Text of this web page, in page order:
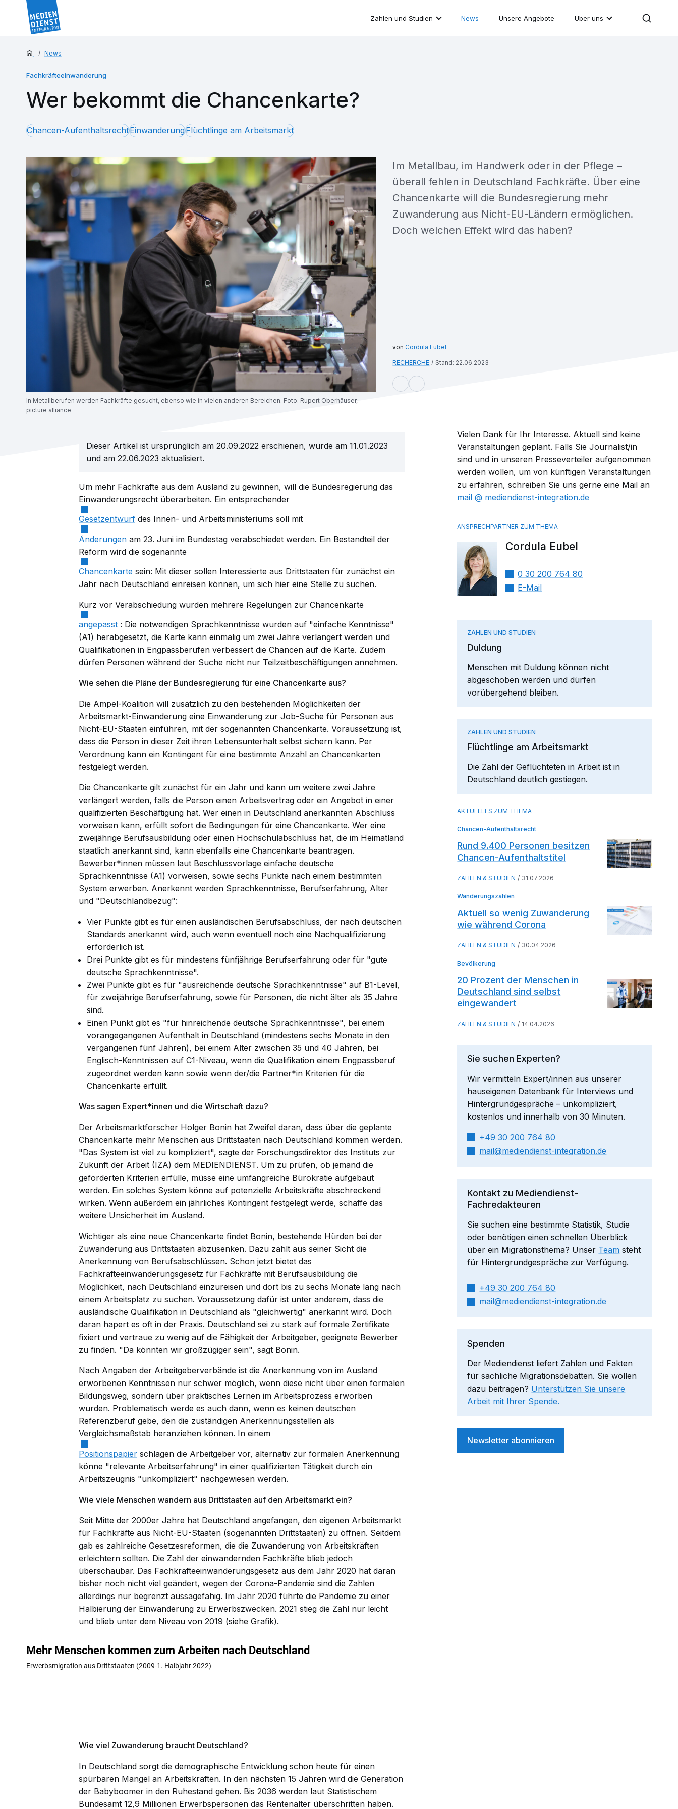
Zahlen und Studien News Unsere Angebote Über uns
News
Fachkräfteeinwanderung
Wer bekommt die Chancenkarte?
Chancen-AufenthaltsrechtEinwanderungFlüchtlinge am Arbeitsmarkt
Cordula Eubel
RECHERCHE Stand: 22.06.2023
Im Metallbau, im Handwerk oder in der Pflege –
überall fehlen in Deutschland Fachkräfte. Über eine
Chancenkarte will die Bundesregierung mehr
Zuwanderung aus Nicht-EU-Ländern ermöglichen.
Doch welchen Effekt wird das haben?
In Metallberufen werden Fachkräfte gesucht, ebenso wie in vielen anderen Bereichen. Foto: Rupert Oberhäuser,
picture alliance
Dieser Artikel ist ursprünglich am 20.09.2022 erschienen, wurde am 11.01.2023
und am 22.06.2023 aktualisiert.
Um mehr Fachkräfte aus dem Ausland zu gewinnen, will die Bundesregierung das
Einwanderungsrecht überarbeiten. Ein entsprechender
Gesetzentwurf des Innen- und Arbeitsministeriums soll mit
Änderungen am 23. Juni im Bundestag verabschiedet werden. Ein Bestandteil der
Reform wird die sogenannte
Chancenkarte sein: Mit dieser sollen Interessierte aus Drittstaaten für zunächst ein
Jahr nach Deutschland einreisen können, um sich hier eine Stelle zu suchen.
Kurz vor Verabschiedung wurden mehrere Regelungen zur Chancenkarte
angepasst : Die notwendigen Sprachkenntnisse wurden auf "einfache Kenntnisse"
(A1) herabgesetzt, die Karte kann einmalig um zwei Jahre verlängert werden und
Qualifikationen in Engpassberufen verbessert die Chancen auf die Karte. Zudem
dürfen Personen während der Suche nicht nur Teilzeitbeschäftigungen annehmen.
Wie sehen die Pläne der Bundesregierung für eine Chancenkarte aus?
Die Ampel-Koalition will zusätzlich zu den bestehenden Möglichkeiten der
Arbeitsmarkt-Einwanderung eine Einwanderung zur Job-Suche für Personen aus
Nicht-EU-Staaten einführen, mit der sogenannten Chancenkarte. Voraussetzung ist,
dass die Person in dieser Zeit ihren Lebensunterhalt selbst sichern kann. Per
Verordnung kann ein Kontingent für eine bestimmte Anzahl an Chancenkarten
festgelegt werden.
Die Chancenkarte gilt zunächst für ein Jahr und kann um weitere zwei Jahre
verlängert werden, falls die Person einen Arbeitsvertrag oder ein Angebot in einer
qualifizierten Beschäftigung hat. Wer einen in Deutschland anerkannten Abschluss
vorweisen kann, erfüllt sofort die Bedingungen für eine Chancenkarte. Wer eine
zweijährige Berufsausbildung oder einen Hochschulabschluss hat, die im Heimatland
staatlich anerkannt sind, kann ebenfalls eine Chancenkarte beantragen.
Bewerber*innen müssen laut Beschlussvorlage einfache deutsche
Sprachkenntnisse (A1) vorweisen, sowie sechs Punkte nach einem bestimmten
System erwerben. Anerkennt werden Sprachkenntnisse, Berufserfahrung, Alter
und "Deutschlandbezug":
Vier Punkte gibt es für einen ausländischen Berufsabschluss, der nach deutschen
Standards anerkannt wird, auch wenn eventuell noch eine Nachqualifizierung
erforderlich ist.
Drei Punkte gibt es für mindestens fünfjährige Berufserfahrung oder für "gute
deutsche Sprachkenntnisse".
Zwei Punkte gibt es für "ausreichende deutsche Sprachkenntnisse" auf B1-Level,
für zweijährige Berufserfahrung, sowie für Personen, die nicht älter als 35 Jahre
sind.
Einen Punkt gibt es "für hinreichende deutsche Sprachkenntnisse", bei einem
vorangegangenen Aufenthalt in Deutschland (mindestens sechs Monate in den
vergangenen fünf Jahren), bei einem Alter zwischen 35 und 40 Jahren, bei
Englisch-Kenntnissen auf C1-Niveau, wenn die Qualifikation einem Engpassberuf
zugeordnet werden kann sowie wenn der/die Partner*in Kriterien für die
Chancenkarte erfüllt.
Was sagen Expert*innen und die Wirtschaft dazu?
Der Arbeitsmarktforscher Holger Bonin hat Zweifel daran, dass über die geplante
Chancenkarte mehr Menschen aus Drittstaaten nach Deutschland kommen werden.
"Das System ist viel zu kompliziert", sagte der Forschungsdirektor des Instituts zur
Zukunft der Arbeit (IZA) dem MEDIENDIENST. Um zu prüfen, ob jemand die
geforderten Kriterien erfülle, müsse eine umfangreiche Bürokratie aufgebaut
werden. Ein solches System könne auf potenzielle Arbeitskräfte abschreckend
wirken. Wenn außerdem ein jährliches Kontingent festgelegt werde, schaffe das
weitere Unsicherheit im Ausland.
Wichtiger als eine neue Chancenkarte findet Bonin, bestehende Hürden bei der
Zuwanderung aus Drittstaaten abzusenken. Dazu zählt aus seiner Sicht die
Anerkennung von Berufsabschlüssen. Schon jetzt bietet das
Fachkräfteeinwanderungsgesetz für Fachkräfte mit Berufsausbildung die
Möglichkeit, nach Deutschland einzureisen und dort bis zu sechs Monate lang nach
einem Arbeitsplatz zu suchen. Voraussetzung dafür ist unter anderem, dass die
ausländische Qualifikation in Deutschland als "gleichwertig" anerkannt wird. Doch
daran hapert es oft in der Praxis. Deutschland sei zu stark auf formale Zertifikate
fixiert und vertraue zu wenig auf die Fähigkeit der Arbeitgeber, geeignete Bewerber
zu finden. "Da könnten wir großzügiger sein", sagt Bonin.
Nach Angaben der Arbeitgeberverbände ist die Anerkennung von im Ausland
erworbenen Kenntnissen nur schwer möglich, wenn diese nicht über einen formalen
Bildungsweg, sondern über praktisches Lernen im Arbeitsprozess erworben
wurden. Problematisch werde es auch dann, wenn es keinen deutschen
Referenzberuf gebe, den die zuständigen Anerkennungsstellen als
Vergleichsmaßstab heranziehen können. In einem
Positionspapier schlagen die Arbeitgeber vor, alternativ zur formalen Anerkennung
könne "relevante Arbeitserfahrung" in einer qualifizierten Tätigkeit durch ein
Arbeitszeugnis "unkompliziert" nachgewiesen werden.
Wie viele Menschen wandern aus Drittstaaten auf den Arbeitsmarkt ein?
Seit Mitte der 2000er Jahre hat Deutschland angefangen, den eigenen Arbeitsmarkt
für Fachkräfte aus Nicht-EU-Staaten (sogenannten Drittstaaten) zu öffnen. Seitdem
gab es zahlreiche Gesetzesreformen, die die Zuwanderung von Arbeitskräften
erleichtern sollten. Die Zahl der einwandernden Fachkräfte blieb jedoch
überschaubar. Das Fachkräfteeinwanderungsgesetz aus dem Jahr 2020 hat daran
bisher noch nicht viel geändert, wegen der Corona-Pandemie sind die Zahlen
allerdings nur begrenzt aussagefähig. Im Jahr 2020 führte die Pandemie zu einer
Halbierung der Einwanderung zu Erwerbszwecken. 2021 stieg die Zahl nur leicht
und blieb unter dem Niveau von 2019 (siehe Grafik).
Wie viel Zuwanderung braucht Deutschland?
In Deutschland sorgt die demographische Entwicklung schon heute für einen
spürbaren Mangel an Arbeitskräften. In den nächsten 15 Jahren wird die Generation
der Babyboomer in den Ruhestand gehen. Bis 2036 werden laut Statistischem
Bundesamt 12,9 Millionen Erwerbspersonen das Rentenalter überschritten haben.
Vielen Dank für Ihr Interesse. Aktuell sind keine
Veranstaltungen geplant. Falls Sie Journalist/in
sind und in unseren Presseverteiler aufgenommen
werden wollen, um von künftigen Veranstaltungen
zu erfahren, schreiben Sie uns gerne eine Mail an
mail​
mediendienst-integration.de
Cordula Eubel
0 30 200 764 80
E-Mail
ZAHLEN UND STUDIEN
Duldung
Menschen mit Duldung können nicht
abgeschoben werden und dürfen
vorübergehend bleiben.
ZAHLEN UND STUDIEN
Flüchtlinge am Arbeitsmarkt
Die Zahl der Geflüchteten in Arbeit ist in
Deutschland deutlich gestiegen.
Chancen-Aufenthaltsrecht
Rund 9.400 Personen besitzen
Chancen-Aufenthaltstitel
ZAHLEN & STUDIEN 31.07.2026
Wanderungszahlen
Aktuell so wenig Zuwanderung
wie während Corona
ZAHLEN & STUDIEN 30.04.2026
Bevölkerung
20 Prozent der Menschen in
Deutschland sind selbst
eingewandert
ZAHLEN & STUDIEN 14.04.2026
Sie suchen Experten?
Wir vermitteln Expert/innen aus unserer
hauseigenen Datenbank für Interviews und
Hintergrundgespräche – unkompliziert,
kostenlos und innerhalb von 30 Minuten.
+49 30 200 764 80
mail​
mediendienst-integration.de
Kontakt zu Mediendienst-
Fachredakteuren
Sie suchen eine bestimmte Statistik, Studie
oder benötigen einen schnellen Überblick
über ein Migrationsthema? Unser Team steht
für Hintergrundgespräche zur Verfügung.
+49 30 200 764 80
mail​
mediendienst-integration.de
Spenden
Der Mediendienst liefert Zahlen und Fakten
für sachliche Migrationsdebatten. Sie wollen
dazu beitragen? Unterstützen Sie unsere
Arbeit mit Ihrer Spende.
Newsletter abonnieren